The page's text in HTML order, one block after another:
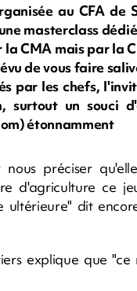
au CFA
masterclass
CMA mais par la
de vous faire
par les chefs,
surtout un souci
étonnamment
préciser
d'agriculture ce
ultérieure" dit
explique que "ce